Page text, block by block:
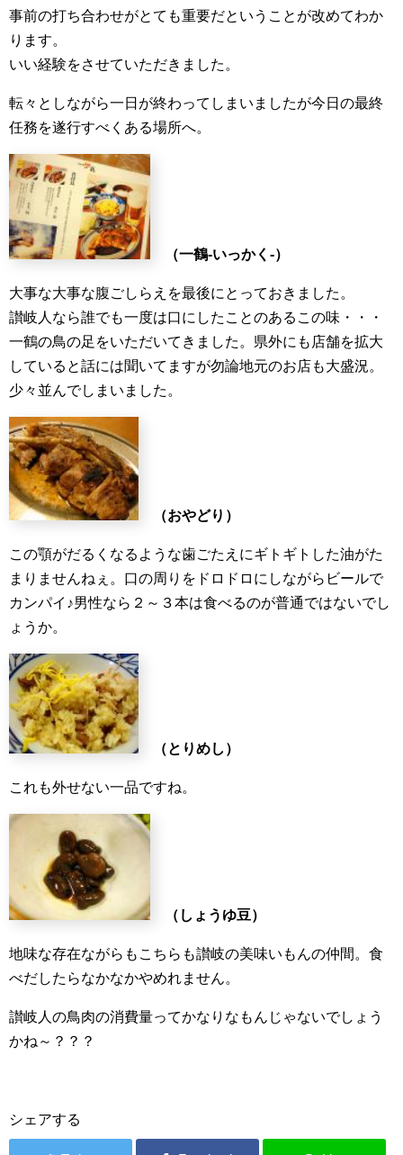
事前の打ち合わせがとても重要だということが改めてわか
ります。
いい経験をさせていただきました。
転々としながら一日が終わってしまいましたが今日の最終
任務を遂行すべくある場所へ。
（一鶴-いっかく-）
大事な大事な腹ごしらえを最後にとっておきました。
讃岐人なら誰でも一度は口にしたことのあるこの味・・・
一鶴の鳥の足をいただいてきました。県外にも店舗を拡大
していると話には聞いてますが勿論地元のお店も大盛況。
少々並んでしまいました。
（おやどり）
この顎がだるくなるような歯ごたえにギトギトした油がた
まりませんねぇ。口の周りをドロドロにしながらビールで
カンパイ♪男性なら２～３本は食べるのが普通ではないでし
ょうか。
（とりめし）
これも外せない一品ですね。
（しょうゆ豆）
地味な存在ながらもこちらも讃岐の美味いもんの仲間。食
べだしたらなかなかやめれません。
讃岐人の鳥肉の消費量ってかなりなもんじゃないでしょう
かね～？？？
シェアする